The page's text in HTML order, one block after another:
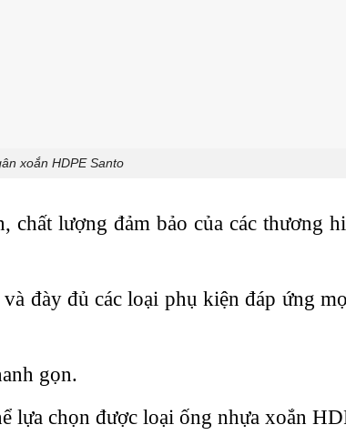
xoắn HDPE Santo
chất lượng đảm bảo của các thương
đày đủ các loại phụ kiện đáp ứng
gọn.
lựa chọn được loại ống nhựa xoắn